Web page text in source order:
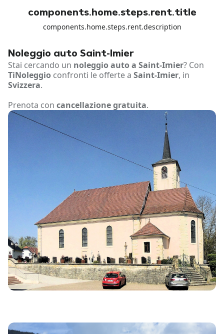
components.home.steps.rent.title
components.home.steps.rent.description
Noleggio auto Saint-Imier
Stai cercando un noleggio auto a Saint-Imier? Con
TiNoleggio confronti le offerte a Saint-Imier, in
Svizzera.
Prenota con cancellazione gratuita.